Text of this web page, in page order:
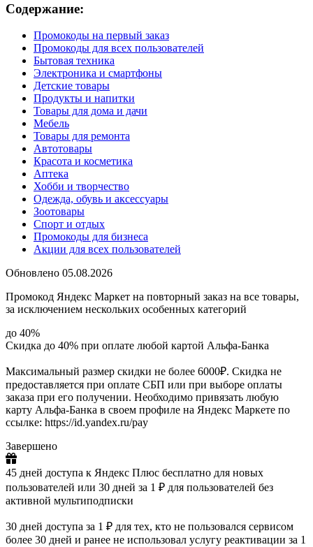
Содержание:
Промокоды на первый заказ
Промокоды для всех пользователей
Бытовая техника
Электроника и смартфоны
Детские товары
Продукты и напитки
Товары для дома и дачи
Мебель
Товары для ремонта
Автотовары
Красота и косметика
Аптека
Хобби и творчество
Одежда, обувь и аксессуары
Зоотовары
Спорт и отдых
Промокоды для бизнеса
Акции для всех пользователей
Обновлено 05.08.2026
Промокод Яндекс Маркет на повторный заказ на все товары,
за исключением нескольких особенных категорий
до 40%
Скидка до 40% при оплате любой картой Альфа-Банка
Максимальный размер скидки не более 6000₽. Скидка не
предоставляется при оплате СБП или при выборе оплаты
заказа при его получении. Необходимо привязать любую
карту Альфа-Банка в своем профиле на Яндекс Маркете по
ссылке: https://id.yandex.ru/pay
Завершено
45 дней доступа к Яндекс Плюс бесплатно для новых
пользователей или 30 дней за 1 ₽ для пользователей без
активной мультиподписки
30 дней доступа за 1 ₽ для тех, кто не пользовался сервисом
более 30 дней и ранее не использовал услугу реактивации за 1